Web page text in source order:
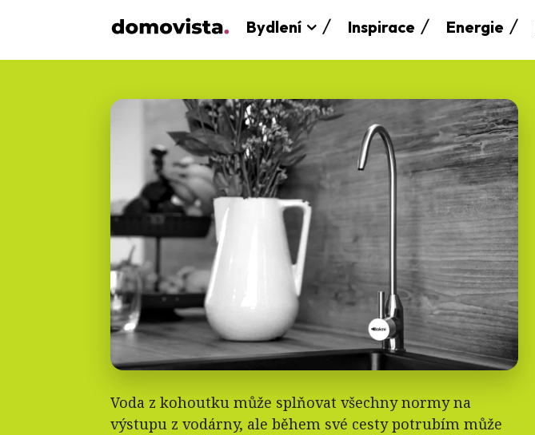
Bydlení Inspirace Energie
Voda z kohoutku může splňovat všechny normy na
výstupu z vodárny, ale během své cesty potrubím může